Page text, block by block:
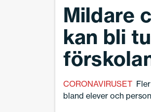
Mildare
kan bli
CORONAVIRUSET
bland elever och